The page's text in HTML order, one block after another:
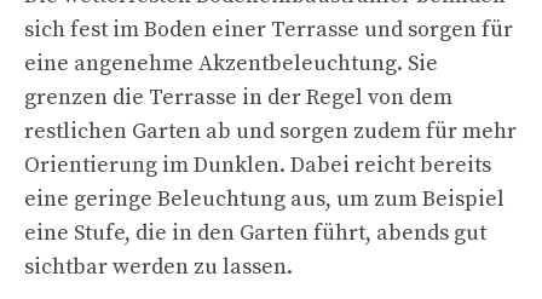
sich fest im Boden einer Terrasse und sorgen für
eine angenehme Akzentbeleuchtung. Sie
grenzen die Terrasse in der Regel von dem
restlichen Garten ab und sorgen zudem für mehr
Orientierung im Dunklen. Dabei reicht bereits
eine geringe Beleuchtung aus, um zum Beispiel
eine Stufe, die in den Garten führt, abends gut
sichtbar werden zu lassen.